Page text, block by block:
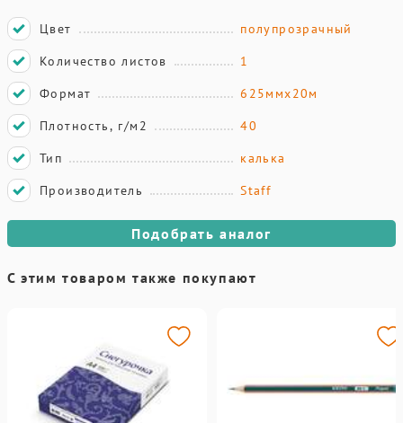
Цвет
полупрозрачный
Количество листов
1
Формат
625ммх20м
Плотность, г/м2
40
Тип
калька
Производитель
Staff
Подобрать аналог
С этим товаром также покупают